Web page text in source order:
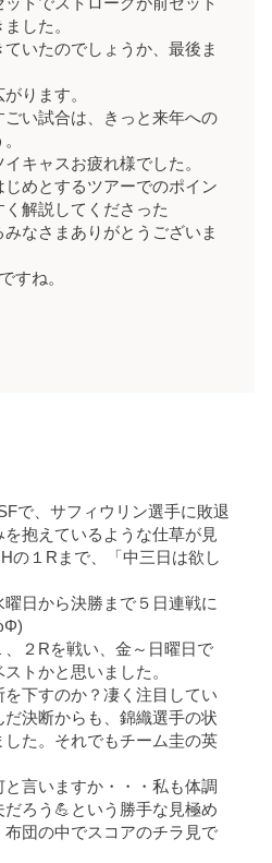
トでストロークが前セット
した。
いたのでしょうか、最後ま
ります。
い試合は、きっと来年への
キャスお疲れ様でした。
めとするツアーでのポイン
く解説してくださった
なさまありがとうございま
すね。
で、サフィウリン選手に敗退
抱えているような仕草が見
の１Rまで、「中三日は欲し
日から決勝まで５日連戦に
２Rを戦い、金～日曜日で
トかと思いました。
下すのか？凄く注目してい
決断からも、錦織選手の状
た。それでもチーム圭の英
言いますか・・・私も体調
ろう💪という勝手な見極め
団の中でスコアのチラ見で